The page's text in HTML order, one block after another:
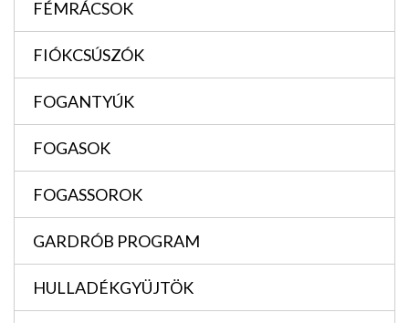
FÉMRÁCSOK
FIÓKCSÚSZÓK
FOGANTYÚK
FOGASOK
FOGASSOROK
GARDRÓB PROGRAM
HULLADÉKGYÜJTÖK